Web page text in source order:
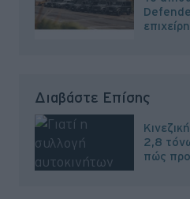
Διαβάστε Επίσης
2,8
πώς